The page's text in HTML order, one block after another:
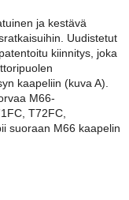
ja kestävä
Uudistetut
kiinnitys, joka
kaapeliin (kuva A).
M66-
T72FC,
suoraan M66 kaapelin